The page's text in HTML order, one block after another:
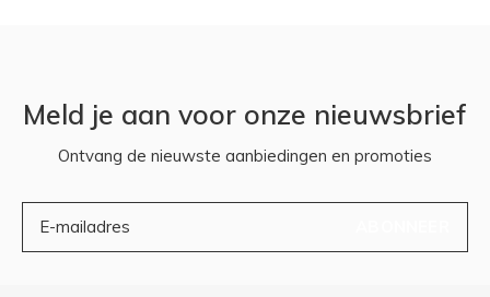
Meld je aan voor onze nieuwsbrief
Ontvang de nieuwste aanbiedingen en promoties